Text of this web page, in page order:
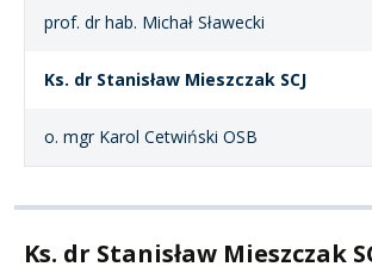
prof. dr hab. Michał Sławecki
Ks. dr Stanisław Mieszczak SCJ
o. mgr Karol Cetwiński OSB
Ks. dr Stanisław Mieszczak